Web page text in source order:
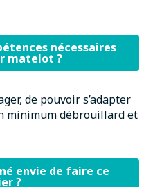
nécessaires
matelot ?
de pouvoir s’adapter
minimum débrouillard et
envie de faire ce
?